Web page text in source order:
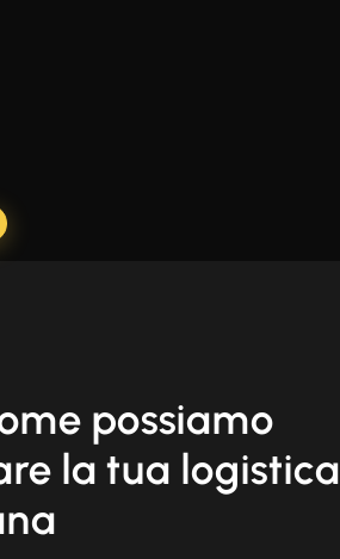
possiamo
la tua logistica